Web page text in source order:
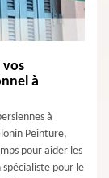
vos
à
à
Peinture,
pour aider les
pour le